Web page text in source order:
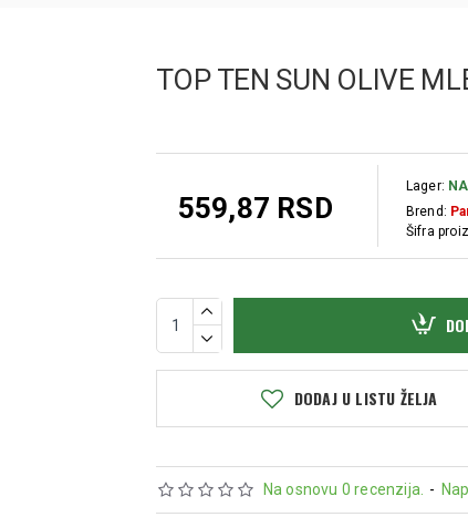
TOP TEN SUN OLIVE
Na osnovu 0 recenzija. -
559,87 RSD
Lager:
Brend:
Šifra
DODAJ U LISTU ŽELJA